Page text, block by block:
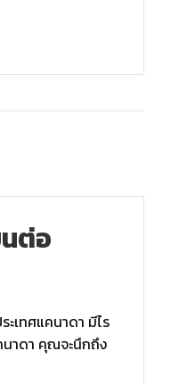
ต่อ
เทศแคนาดา มีไร
นาดา คุณจะนึกถึง